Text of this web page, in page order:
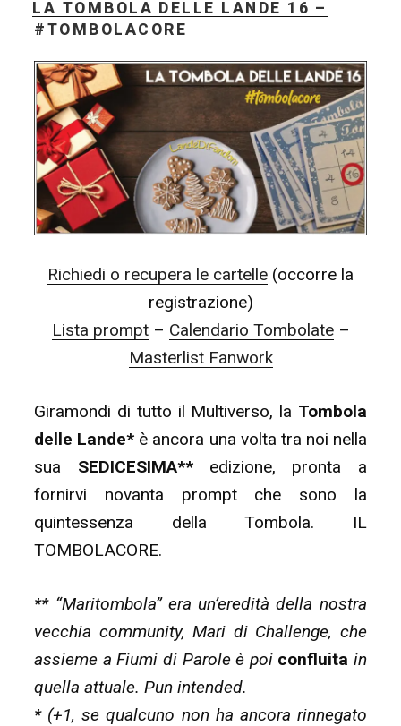
16
–
Giocate
Tombola
con
noi?
–
Richiesta
Calendario”
LA TOMBOLA DELLE LANDE 16 –
#TOMBOLACORE
Richiedi o recupera le cartelle (occorre la
registrazione)
Lista prompt– Calendario Tombolate–
Masterlist Fanwork
Giramondi di tutto il Multiverso, la Tombola
delle Lande* è ancora una volta tra noi nella
sua SEDICESIMA**edizione, pronta a
fornirvi novanta prompt che sono la
quintessenza della Tombola. IL
TOMBOLACORE.
** “Maritombola” era un’eredità della nostra
vecchia community, Mari di Challenge, che
assieme a Fiumi di Parole è poi confluita in
quella attuale. Pun intended.
* (+1, se qualcuno non ha ancora rinnegato